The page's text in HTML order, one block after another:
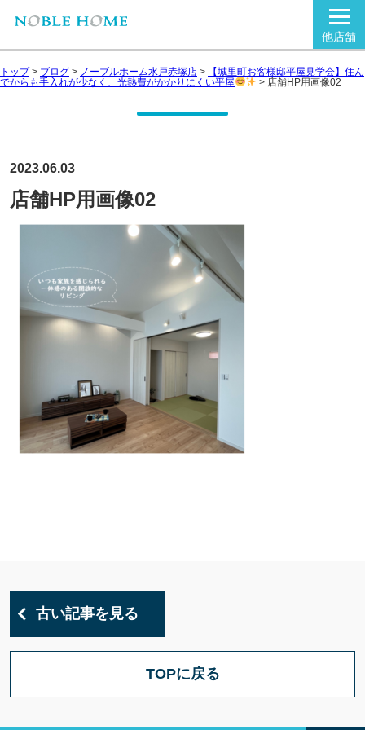
他店舗
トップ> ブログ > ノーブルホーム水戸赤塚店 >
【城里町お客様邸平屋見学会】住ん
でからも手入れが少なく、光熱費がかかりにくい平屋
> 店舗HP用画像02
2023.06.03
店舗HP用画像02
古い記事を見る
TOPに戻る